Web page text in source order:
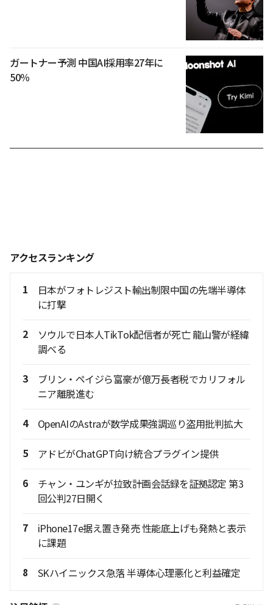
ガートナー予測 中国AI採用率27年に
50％
アクセスランキング
1
日本がフォトレジスト輸出制限中国の先端半導体
に打撃
2
ソウルで日本人TikTok配信者が死亡 龍山警が経緯
調べる
3
ブリン・ペイジら富豪が億万長者税でカリフォル
ニア離脱進む
4 OpenAIのAstraが数学成果強調巡り盗用批判拡大
5 アドビがChatGPT向け統合プラグイン提供
6
チャン・ユンギが拉致計画会話録を証拠認定 第3
回公判27日開く
7
iPhone17e据え置き発売 性能底上げも発熱と表示
に課題
8 SKハイニックス急落 半導体心理悪化と利益確定